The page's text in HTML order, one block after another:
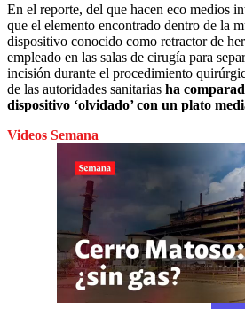
En el reporte, del que hacen eco medios
que el elemento encontrado dentro de la
dispositivo conocido como retractor de
empleado en las salas de cirugía para
incisión durante el procedimiento
de las autoridades sanitarias ha
dispositivo ‘olvidado’ con un plato
Videos Semana